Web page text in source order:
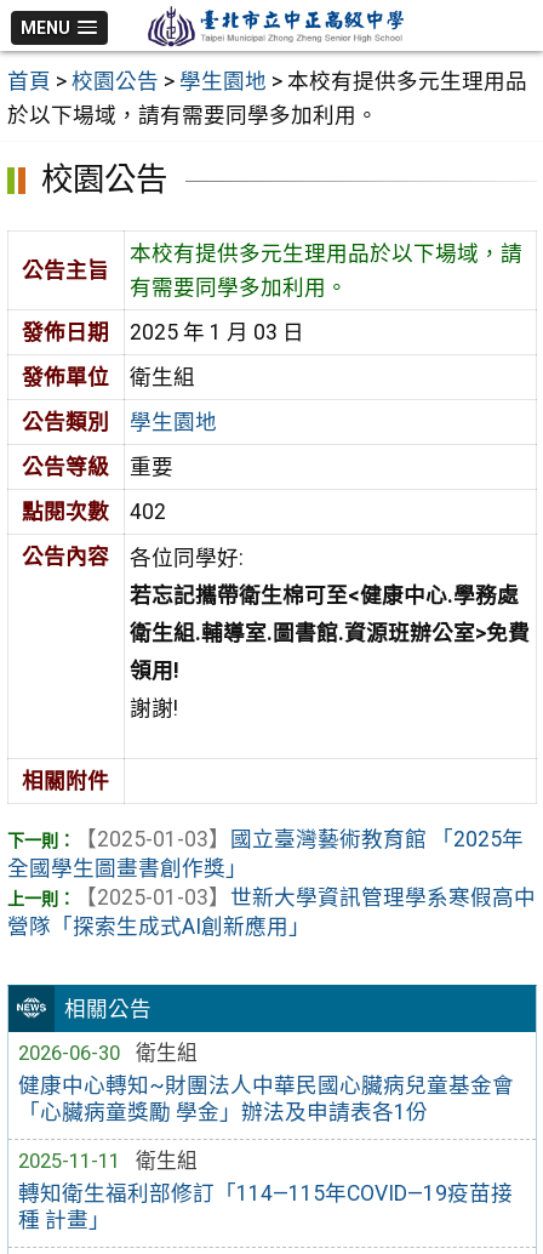
跳
至
主
要
MENU
首頁 > 校園公告 > 學生園地 > 本校有提供多元生理用品
於以下場域，請有需要同學多加利用。
相關公告
2026-06-30
衛生組
健康中心轉知~財團法人中華民國心臟病兒童基金會
「心臟病童獎勵 學金」辦法及申請表各1份
2025-11-11
衛生組
轉知衛生福利部修訂「114—115年COVID—19疫苗接
種 計畫」
校園公告
公告主旨
本校有提供多元生理用品於以下場域，請
有需要同學多加利用。
發佈日期
2025 年 1 月 03 日
發佈單位
衛生組
公告類別
學生園地
公告等級
重要
點閱次數
402
公告內容
各位同學好:
若忘記攜帶衛生棉可至<健康中心.學務處
衛生組.輔導室.圖書館.資源班辦公室>免費
領用!
謝謝!
相關附件
【2025-01-03】
國立臺灣藝術教育館 「2025年
全國學生圖畫書創作獎」
【2025-01-03】 世新大學資訊管理學系寒假高中
營隊「探索生成式AI創新應用」